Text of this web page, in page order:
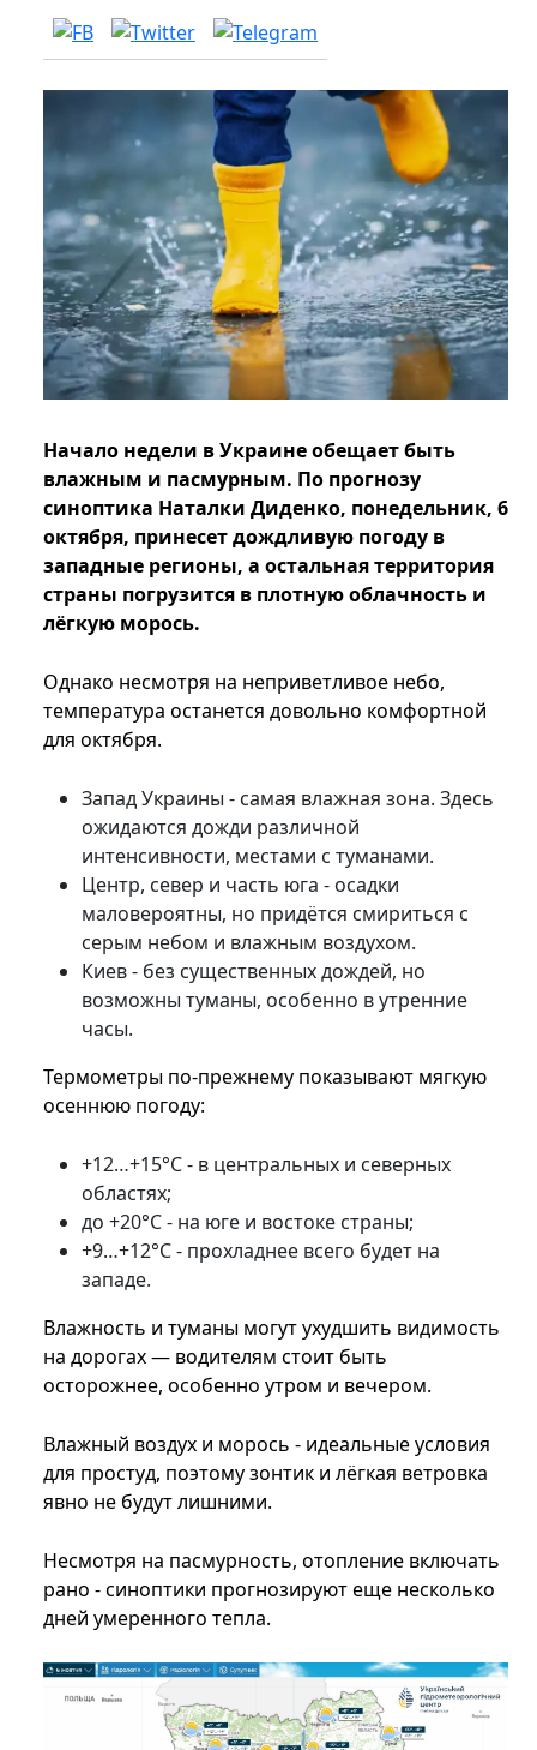
Начало недели в Украине обещает быть
влажным и пасмурным. По прогнозу
синоптика Наталки Диденко, понедельник, 6
октября, принесет дождливую погоду в
западные регионы, а остальная территория
страны погрузится в плотную облачность и
лёгкую морось.
Однако несмотря на неприветливое небо,
температура останется довольно комфортной
для октября.
Запад Украины - самая влажная зона. Здесь
ожидаются дожди различной
интенсивности, местами с туманами.
Центр, север и часть юга - осадки
маловероятны, но придётся смириться с
серым небом и влажным воздухом.
Киев - без существенных дождей, но
возможны туманы, особенно в утренние
часы.
Термометры по-прежнему показывают мягкую
осеннюю погоду:
+12…+15°С - в центральных и северных
областях;
до +20°С - на юге и востоке страны;
+9…+12°С - прохладнее всего будет на
западе.
Влажность и туманы могут ухудшить видимость
на дорогах — водителям стоит быть
осторожнее, особенно утром и вечером.
Влажный воздух и морось - идеальные условия
для простуд, поэтому зонтик и лёгкая ветровка
явно не будут лишними.
Несмотря на пасмурность, отопление включать
рано - синоптики прогнозируют еще несколько
дней умеренного тепла.